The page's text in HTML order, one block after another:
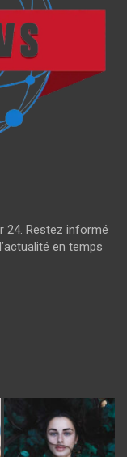
24. Restez informé
en temps